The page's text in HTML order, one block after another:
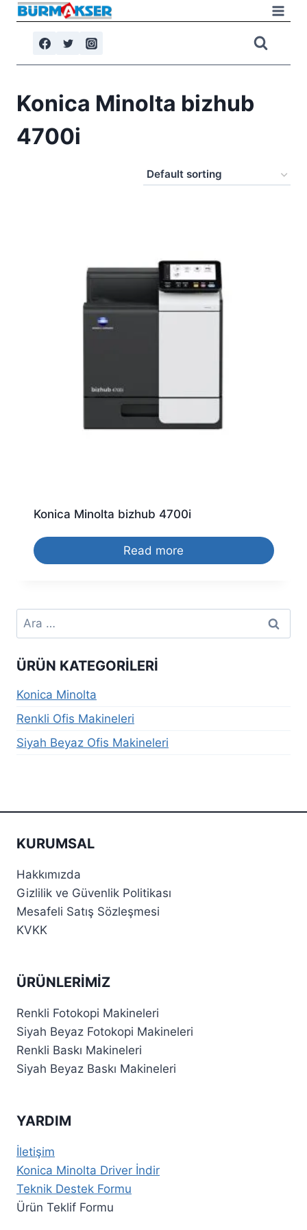
Skip
content
Konica Minolta bizhub
4700i
Konica Minolta bizhub 4700i
Read more
Arama:
ÜRÜN KATEGORILERI
Konica Minolta
Renkli Ofis Makineleri
Siyah Beyaz Ofis Makineleri
KURUMSAL
Hakkımızda
Gizlilik ve Güvenlik Politikası
Mesafeli Satış Sözleşmesi
KVKK
ÜRÜNLERIMIZ
Renkli Fotokopi Makineleri
Siyah Beyaz Fotokopi Makineleri
Renkli Baskı Makineleri
Siyah Beyaz Baskı Makineleri
YARDIM
İletişim
Konica Minolta Driver İndir
Teknik Destek Formu
Ürün Teklif Formu